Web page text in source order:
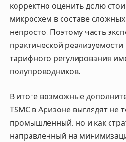
корректно оценить долю
микросхем в составе
непросто. Поэтому часть
практической
тарифного регулирования
полупроводников.
В итоге возможные
TSMC в Аризоне выглядят не
промышленный, но и как
направленный на